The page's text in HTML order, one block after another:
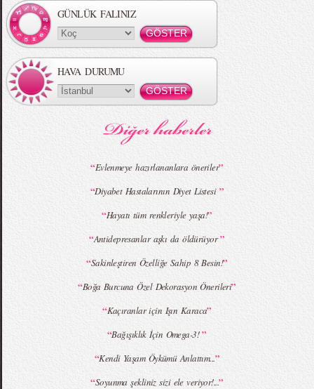
MBFWI - Gülçin Çengel 2015 Yaz
MBFWI - Zeynep Erdoğan 2015 Yaz
MBFWI - Giray Sepin 2015 Yaz Koleksiyonu MBFWI - Burçe Bekrek 2015 Yaz Koleksiyonu
GÜNLÜK FALINIZ
HAVA DURUMU
“Evlenmeye hazırlananlara öneriler”
“Diyabet Hastalarının Diyet Listesi ”
“Hayatı tüm renkleriyle yaşa!”
“Antidepresanlar aşkı da öldürüyor”
“Sakinleştiren Özelliğe Sahip 8 Besin!”
“Boğa Burcuna Özel Dekorasyon Önerileri”
“Kaçıranlar için Işın Karaca”
“Bağışıklık İçin Omega-3!”
“Kendi Yaşam Öykümü Anlattım...”
“Soyunma şekliniz sizi ele veriyor!...”